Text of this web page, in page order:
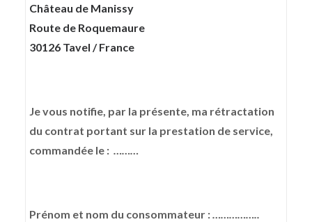
Château de Manissy
Route de Roquemaure
30126 Tavel / France
Je vous notifie, par la présente, ma rétractation
du contrat portant sur la prestation de service,
commandée le : ………
Prénom et nom du consommateur :……………..